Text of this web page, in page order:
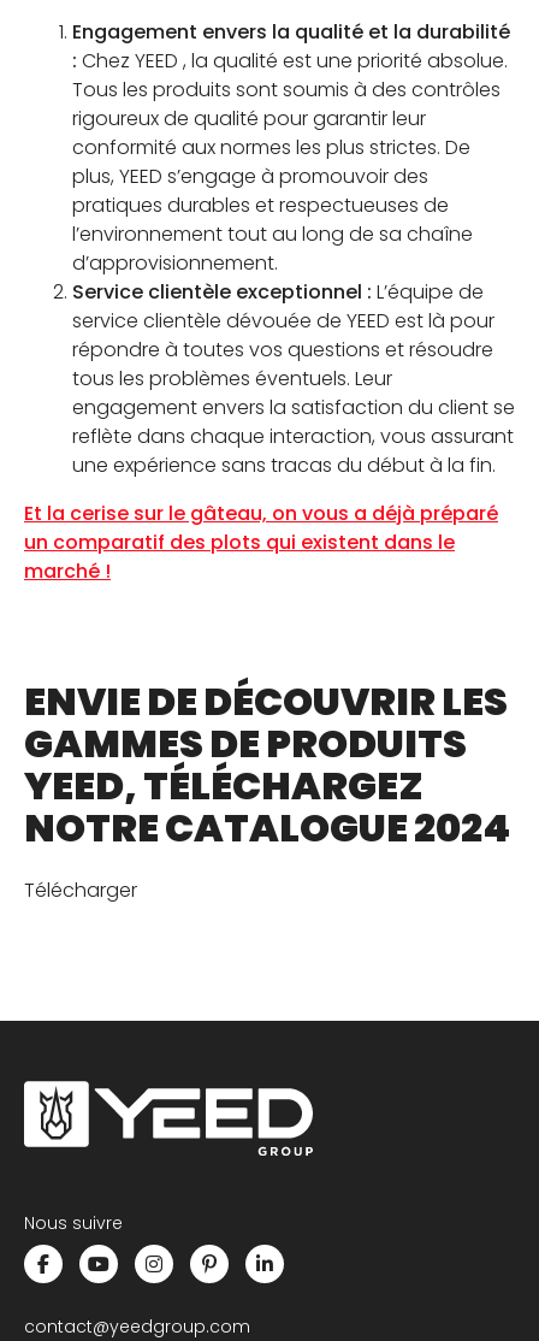
Engagement envers la qualité et la durabilité
: Chez YEED , la qualité est une priorité absolue.
Tous les produits sont soumis à des contrôles
rigoureux de qualité pour garantir leur
conformité aux normes les plus strictes. De
plus, YEED s’engage à promouvoir des
pratiques durables et respectueuses de
l’environnement tout au long de sa chaîne
d’approvisionnement.
Service clientèle exceptionnel : L’équipe de
service clientèle dévouée de YEED est là pour
répondre à toutes vos questions et résoudre
tous les problèmes éventuels. Leur
engagement envers la satisfaction du client se
reflète dans chaque interaction, vous assurant
une expérience sans tracas du début à la fin.
Et la cerise sur le gâteau, on vous a déjà préparé
un comparatif des plots qui existent dans le
marché !
ENVIE DE DÉCOUVRIR LES
GAMMES DE PRODUITS
YEED, TÉLÉCHARGEZ
NOTRE CATALOGUE 2024
Télécharger
Nous suivre
contact@yeedgroup.com